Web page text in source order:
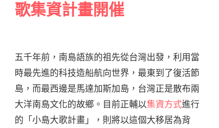
歌集資計畫開催
五千年前，南島語族的祖先從台灣出發，利用當
時最先進的科技造船航向世界，最東到了復活節
島，而最西邊是馬達加斯加島，台灣正是散布兩
大洋南島文化的故鄉。目前正輔以集資方式進行
的「小島大歌計畫」，則將以這個大移居為背